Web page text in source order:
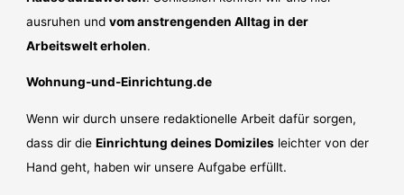
ausruhen undvom anstrengenden Alltag in der
Arbeitswelt erholen.
Wohnung-und-Einrichtung.de
Wenn wir durch unsere redaktionelle Arbeit dafür sorgen,
dass dir dieEinrichtung deines Domiziles leichter von der
Hand geht, haben wir unsere Aufgabe erfüllt.